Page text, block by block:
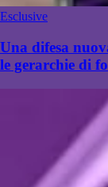
Esclusive
Una difesa
le gerarchie di